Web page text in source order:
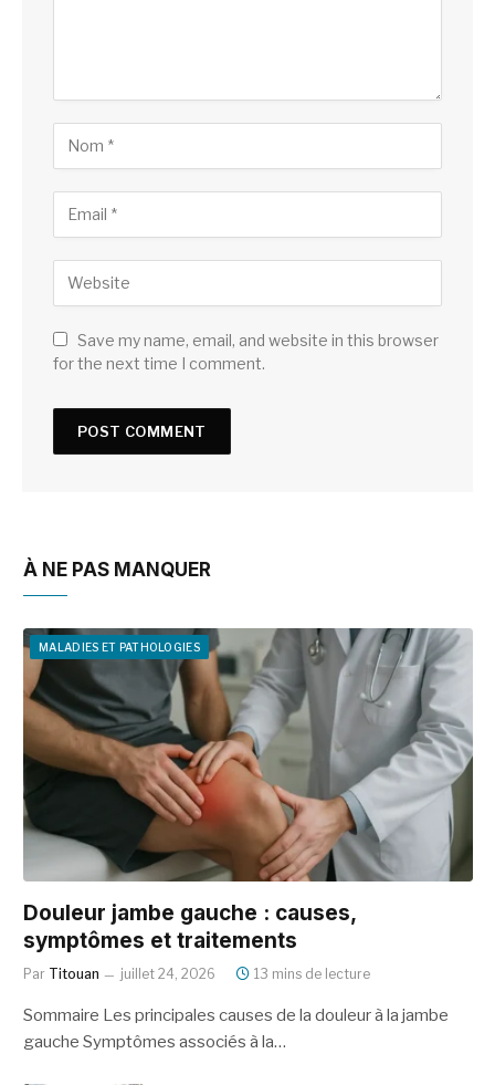
Save my name, email, and website in this browser
for the next time I comment.
À NE PAS MANQUER
MALADIES ET PATHOLOGIES
Douleur jambe gauche : causes,
symptômes et traitements
Par Titouan juillet 24, 2026 13 mins de lecture
Sommaire Les principales causes de la douleur à la jambe
gauche Symptômes associés à la…